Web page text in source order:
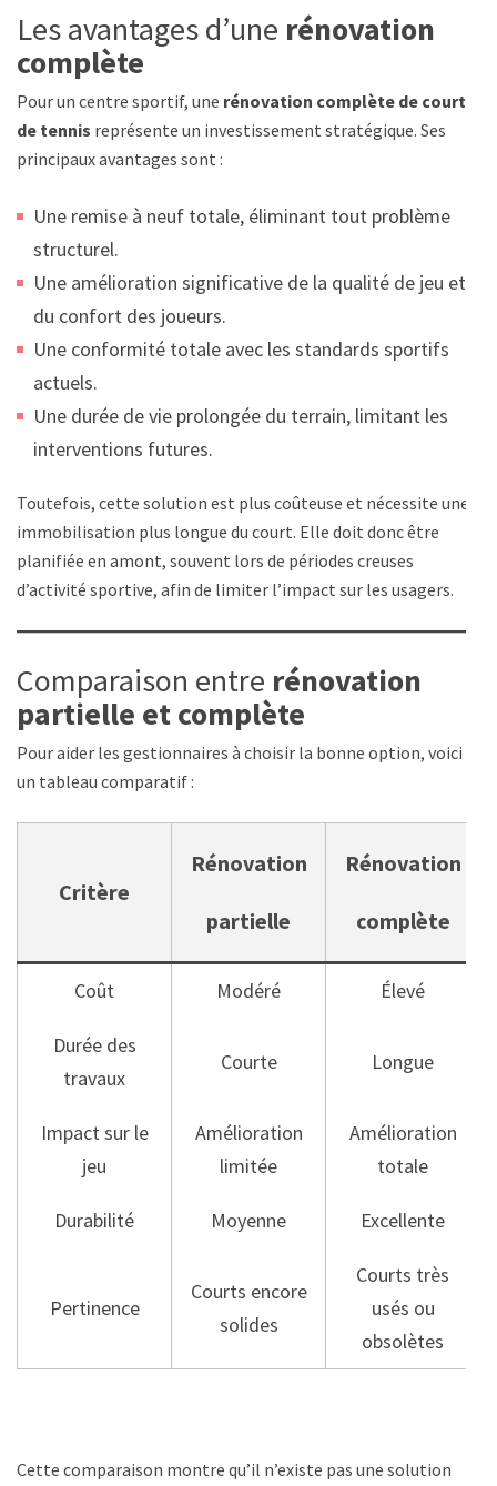
Les avantages d’une rénovation
complète
Pour un centre sportif, une rénovation complète de court
de tennis représente un investissement stratégique. Ses
principaux avantages sont :
Une remise à neuf totale, éliminant tout problème
structurel.
Une amélioration significative de la qualité de jeu et
du confort des joueurs.
Une conformité totale avec les standards sportifs
actuels.
Une durée de vie prolongée du terrain, limitant les
interventions futures.
Toutefois, cette solution est plus coûteuse et nécessite une
immobilisation plus longue du court. Elle doit donc être
planifiée en amont, souvent lors de périodes creuses
d’activité sportive, afin de limiter l’impact sur les usagers.
Comparaison entre rénovation
partielle et complète
Pour aider les gestionnaires à choisir la bonne option, voici
un tableau comparatif :
Critère
Rénovation
partielle
Rénovation
complète
Coût Modéré Élevé
Durée des
travaux
Courte Longue
Impact sur le
jeu
Amélioration
limitée
Amélioration
totale
Durabilité Moyenne Excellente
Pertinence
Courts encore
solides
Courts très
usés ou
obsolètes
Cette comparaison montre qu’il n’existe pas une solution